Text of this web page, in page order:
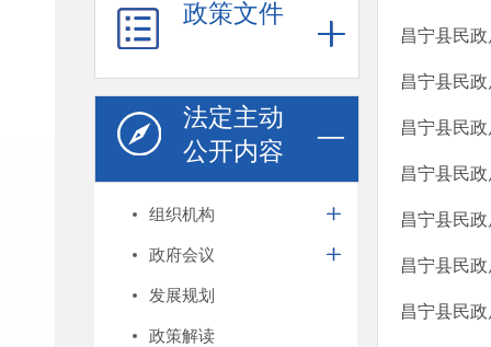
政策文件
法定主动
公开内容
组织机构
政府会议
发展规划
政策解读
昌宁县民
昌宁县民
昌宁县民
昌宁县民
昌宁县民
昌宁县民
昌宁县民